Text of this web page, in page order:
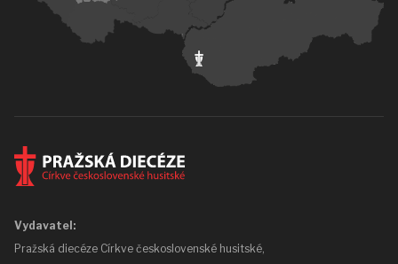
Vydavatel:
Pražská diecéze Církve československé husitské,